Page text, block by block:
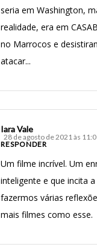
seria em Washington,
realidade, era em
no Marrocos e
atacar...
Iara Vale
28 de agosto de 2021 às
RESPONDER
Um filme incrível. Um
inteligente e que incita a
fazermos várias
mais filmes como esse.